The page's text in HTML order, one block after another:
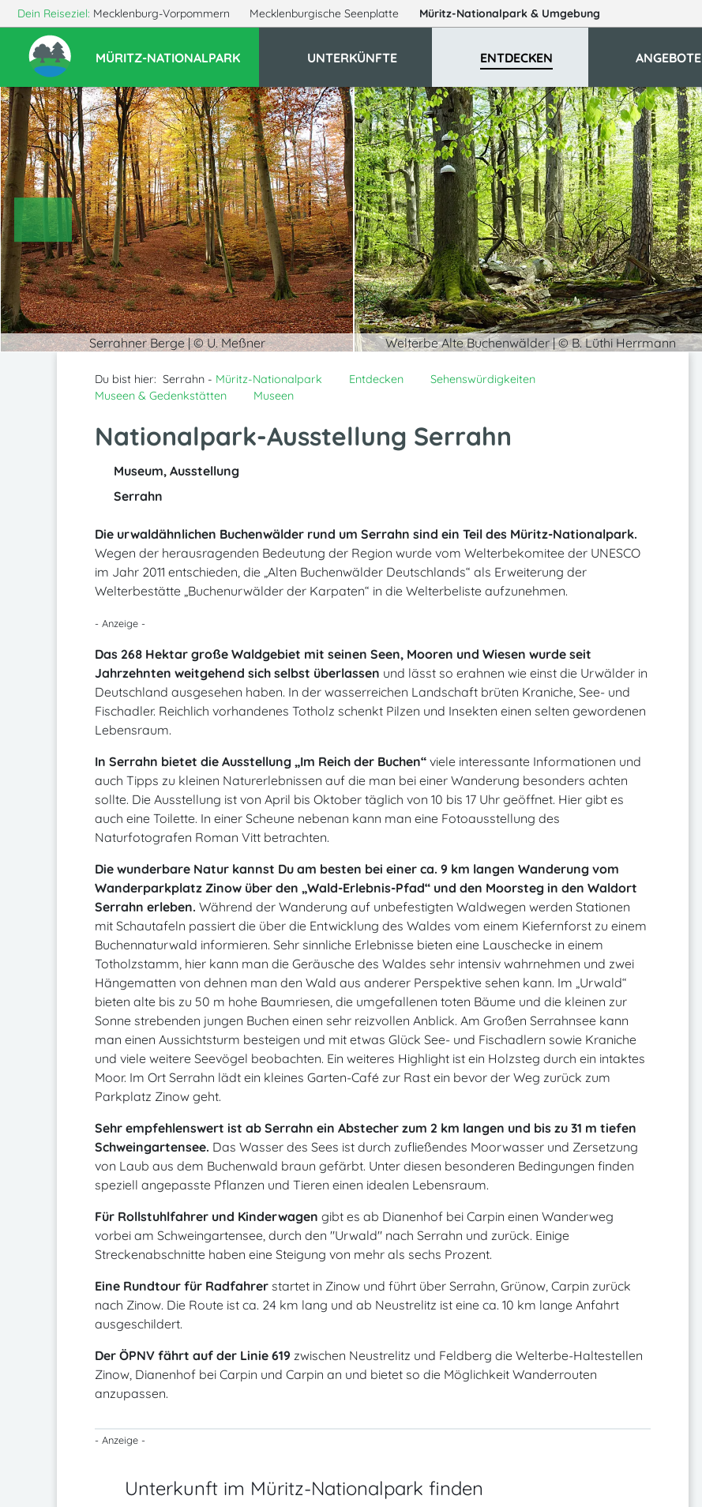
Dein Reiseziel: Mecklenburg-Vorpommern Mecklenburgische Seenplatte Müritz-Nationalpark & Umgebung
MÜRITZ-NATIONALPARK UNTERKÜNFTE ENTDECKEN ANGEBOTE
Serrahner Berge | © U. Meßner Welterbe Alte Buchenwälder | © B. Lüthi Herrmann
Du bist hier: Serrahn - Müritz-Nationalpark Entdecken
Sehenswürdigkeiten
Museen & Gedenkstätten
Museen
Nationalpark-Ausstellung Serrahn
Museum, Ausstellung
Serrahn
Die urwaldähnlichen Buchenwälder rund um Serrahn sind ein Teil des Müritz-Nationalpark.
Wegen der herausragenden Bedeutung der Region wurde vom Welterbekomitee der UNESCO
im Jahr 2011 entschieden, die „Alten Buchenwälder Deutschlands“ als Erweiterung der
Welterbestätte „Buchenurwälder der Karpaten“ in die Welterbeliste aufzunehmen.
- Anzeige -
Das 268 Hektar große Waldgebiet mit seinen Seen, Mooren und Wiesen wurde seit
Jahrzehnten weitgehend sich selbst überlassen und lässt so erahnen wie einst die Urwälder in
Deutschland ausgesehen haben. In der wasserreichen Landschaft brüten Kraniche, See- und
Fischadler. Reichlich vorhandenes Totholz schenkt Pilzen und Insekten einen selten gewordenen
Lebensraum.
In Serrahn bietet die Ausstellung „Im Reich der Buchen“ viele interessante Informationen und
auch Tipps zu kleinen Naturerlebnissen auf die man bei einer Wanderung besonders achten
sollte. Die Ausstellung ist von April bis Oktober täglich von 10 bis 17 Uhr geöffnet. Hier gibt es
auch eine Toilette. In einer Scheune nebenan kann man eine Fotoausstellung des
Naturfotografen Roman Vitt betrachten.
Die wunderbare Natur kannst Du am besten bei einer ca. 9 km langen Wanderung vom
Wanderparkplatz Zinow über den „Wald-Erlebnis-Pfad“ und den Moorsteg in den Waldort
Serrahn erleben. Während der Wanderung auf unbefestigten Waldwegen werden Stationen
mit Schautafeln passiert die über die Entwicklung des Waldes vom einem Kiefernforst zu einem
Buchennaturwald informieren. Sehr sinnliche Erlebnisse bieten eine Lauschecke in einem
Totholzstamm, hier kann man die Geräusche des Waldes sehr intensiv wahrnehmen und zwei
Hängematten von dehnen man den Wald aus anderer Perspektive sehen kann. Im „Urwald“
bieten alte bis zu 50 m hohe Baumriesen, die umgefallenen toten Bäume und die kleinen zur
Sonne strebenden jungen Buchen einen sehr reizvollen Anblick. Am Großen Serrahnsee kann
man einen Aussichtsturm besteigen und mit etwas Glück See- und Fischadlern sowie Kraniche
und viele weitere Seevögel beobachten. Ein weiteres Highlight ist ein Holzsteg durch ein intaktes
Moor. Im Ort Serrahn lädt ein kleines Garten-Café zur Rast ein bevor der Weg zurück zum
Parkplatz Zinow geht.
Sehr empfehlenswert ist ab Serrahn ein Abstecher zum 2 km langen und bis zu 31 m tiefen
Schweingartensee. Das Wasser des Sees ist durch zufließendes Moorwasser und Zersetzung
von Laub aus dem Buchenwald braun gefärbt. Unter diesen besonderen Bedingungen finden
speziell angepasste Pflanzen und Tieren einen idealen Lebensraum.
Für Rollstuhlfahrer und Kinderwagen gibt es ab Dianenhof bei Carpin einen Wanderweg
vorbei am Schweingartensee, durch den "Urwald" nach Serrahn und zurück. Einige
Streckenabschnitte haben eine Steigung von mehr als sechs Prozent.
Eine Rundtour für Radfahrer startet in Zinow und führt über Serrahn, Grünow, Carpin zurück
nach Zinow. Die Route ist ca. 24 km lang und ab Neustrelitz ist eine ca. 10 km lange Anfahrt
ausgeschildert.
Der ÖPNV fährt auf der Linie 619 zwischen Neustrelitz und Feldberg die Welterbe-Haltestellen
Zinow, Dianenhof bei Carpin und Carpin an und bietet so die Möglichkeit Wanderrouten
anzupassen.
- Anzeige -
Unterkunft im Müritz-Nationalpark finden